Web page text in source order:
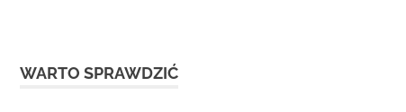
WARTO SPRAWDZIĆ